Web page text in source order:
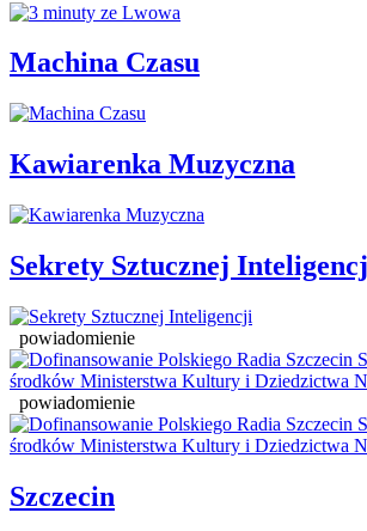
Machina Czasu
Kawiarenka Muzyczna
Sekrety Sztucznej
powiadomienie
powiadomienie
Szczecin